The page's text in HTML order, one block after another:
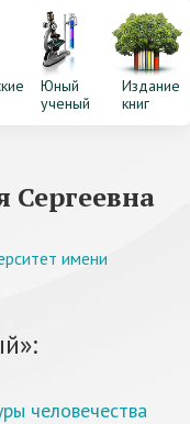
Юный
ученый
Издание
книг
Сергеевна
имени
человечества